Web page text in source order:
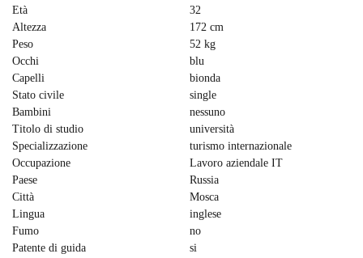
Età
32
Altezza
172 cm
Peso
52 kg
Occhi
blu
Capelli
bionda
Stato civile
single
Bambini
nessuno
Titolo di studio
università
Specializzazione
turismo internazionale
Occupazione
Lavoro aziendale IT
Paese
Russia
Città
Mosca
Lingua
inglese
Fumo
no
Patente di guida
si